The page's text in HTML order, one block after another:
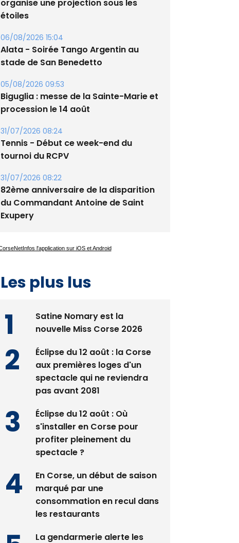
organise une projection sous les
étoiles
06/08/2026 15:04
Alata - Soirée Tango Argentin au
stade de San Benedetto
05/08/2026 09:53
Biguglia : messe de la Sainte-Marie et
procession le 14 août
31/07/2026 08:24
Tennis - Début ce week-end du
tournoi du RCPV
31/07/2026 08:22
82ème anniversaire de la disparition
du Commandant Antoine de Saint
Exupery
Les plus lus
Satine Nomary est la
nouvelle Miss Corse 2026
Éclipse du 12 août : la Corse
aux premières loges d'un
spectacle qui ne reviendra
pas avant 2081
Éclipse du 12 août : Où
s'installer en Corse pour
profiter pleinement du
spectacle ?
En Corse, un début de saison
marqué par une
consommation en recul dans
les restaurants
La gendarmerie alerte les